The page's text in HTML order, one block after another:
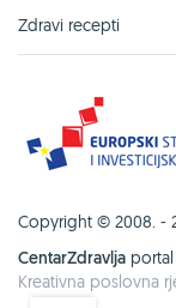
Zdravi recepti
Copyright © 2008. -
CentarZdravlja
Kreativna poslovna